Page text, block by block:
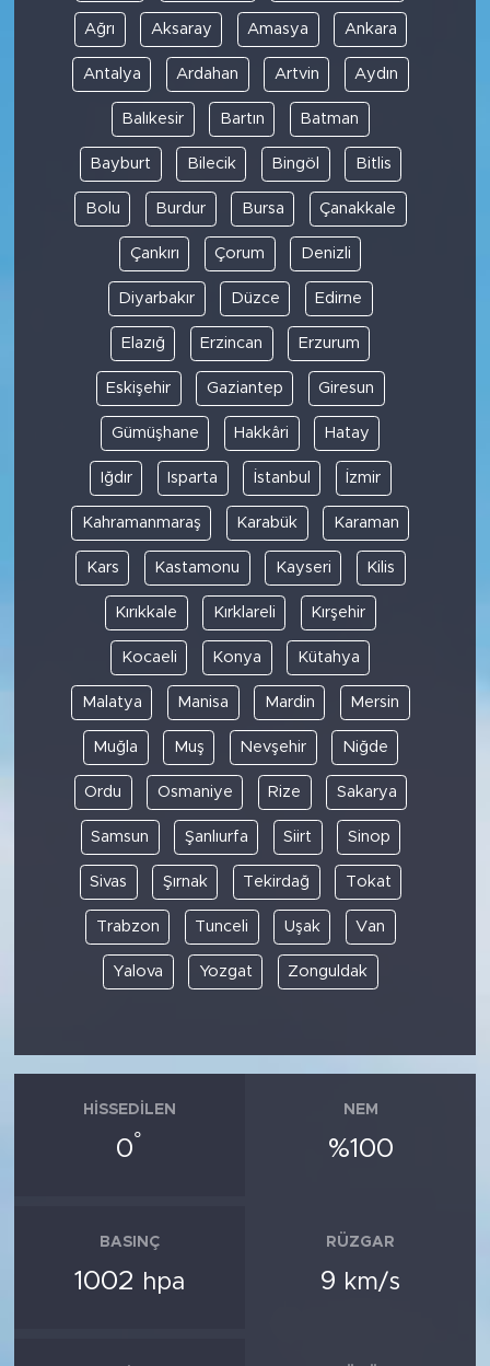
Ağrı Aksaray Amasya Ankara
Antalya Ardahan Artvin Aydın
Balıkesir Bartın Batman
Bayburt Bilecik Bingöl Bitlis
Bolu Burdur Bursa Çanakkale
Çankırı Çorum Denizli
Diyarbakır Düzce Edirne
Elazığ Erzincan Erzurum
Eskişehir Gaziantep Giresun
Gümüşhane Hakkâri Hatay
Iğdır Isparta İstanbul İzmir
Kahramanmaraş Karabük Karaman
Kars Kastamonu Kayseri Kilis
Kırıkkale Kırklareli Kırşehir
Kocaeli Konya Kütahya
Malatya Manisa Mardin Mersin
Muğla Muş Nevşehir Niğde
Ordu Osmaniye Rize Sakarya
Samsun Şanlıurfa Siirt Sinop
Sivas Şırnak Tekirdağ Tokat
Trabzon Tunceli Uşak Van
Yalova Yozgat Zonguldak
HISSEDILEN
0°
NEM
%100
BASINÇ
1002 hpa
RÜZGAR
9 km/s